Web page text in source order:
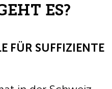
ES?
FÜR SUFFIZIENTE